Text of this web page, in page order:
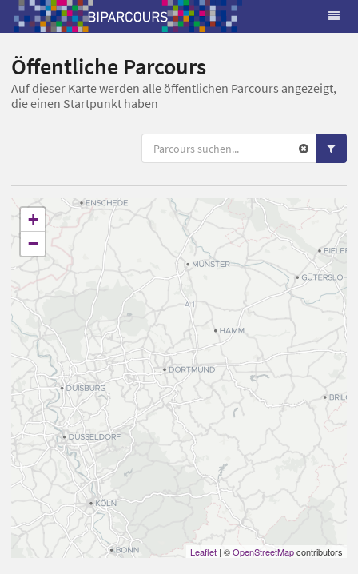
Öffentliche Parcours
Auf dieser Karte werden alle öffentlichen Parcours angezeigt,
die einen Startpunkt haben
+
−
Leaflet | ©OpenStreetMapcontributors